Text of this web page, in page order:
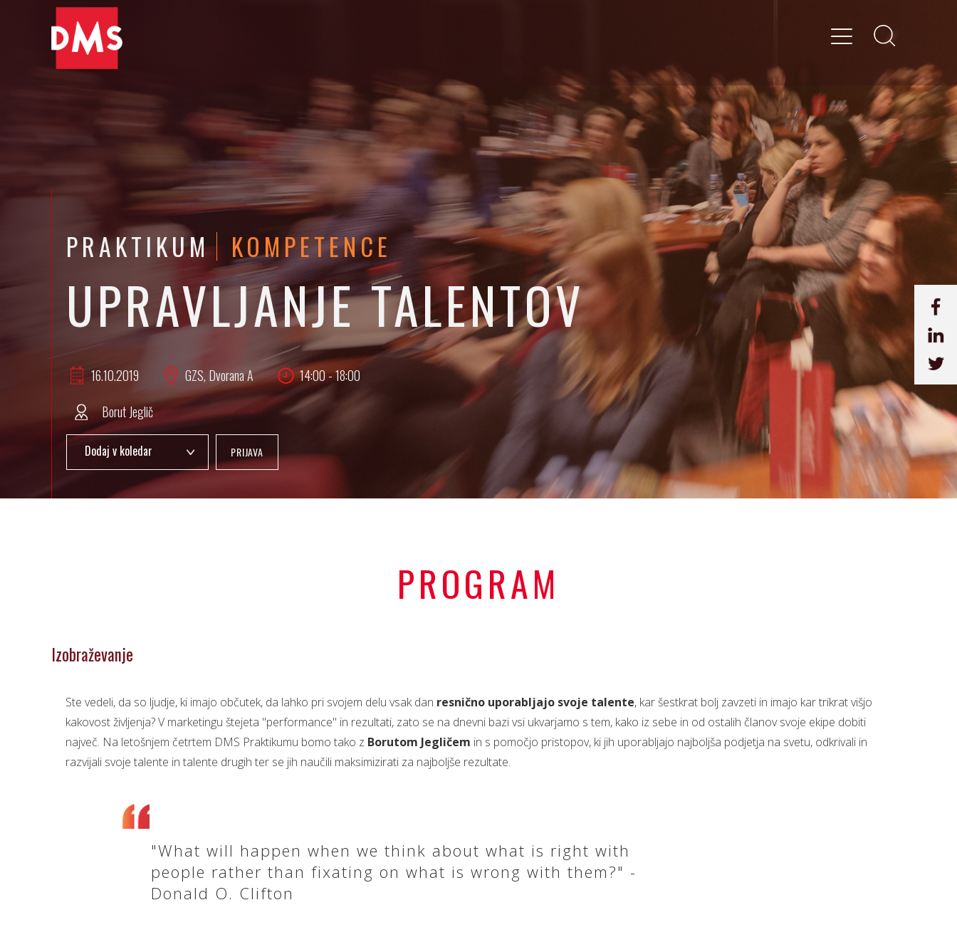
PRAKTIKUM KOMPETENCE
UPRAVLJANJE TALENTOV
16.10.2019 GZS, Dvorana A
14:00 - 18:00
Borut Jeglič
PRIJAVA
PROGRAM
Izobraževanje
Ste vedeli, da so ljudje, ki imajo občutek, da lahko pri svojem delu vsak dan resnično uporabljajo svoje talente, kar šestkrat bolj zavzeti in imajo kar trikrat višjo
kakovost življenja? V marketingu štejeta "performance" in rezultati, zato se na dnevni bazi vsi ukvarjamo s tem, kako iz sebe in od ostalih članov svoje ekipe dobiti
največ. Na letošnjem četrtem DMS Praktikumu bomo tako z Borutom Jegličem in s pomočjo pristopov, ki jih uporabljajo najboljša podjetja na svetu, odkrivali in
razvijali svoje talente in talente drugih ter se jih naučili maksimizirati za najboljše rezultate.
"What will happen when we think about what is right with
people rather than fixating on what is wrong with them?" -
Donald O. Clifton